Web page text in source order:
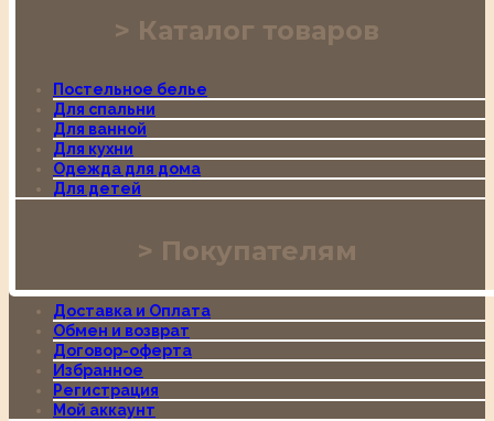
Каталог товаров
Постельное белье
Для спальни
Для ванной
Для кухни
Одежда для дома
Для детей
Покупателям
Доставка и Оплата
Обмен и возврат
Договор-оферта
Избранное
Регистрация
Мой аккаунт